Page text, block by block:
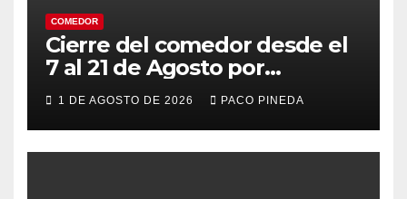
COMEDOR
Cierre del comedor desde el
7 al 21 de Agosto por
vacaciones
1 DE AGOSTO DE 2026 PACO PINEDA